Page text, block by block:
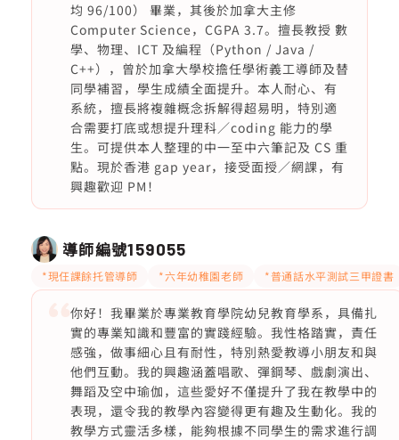
均 96/100） 畢業，其後於加拿大主修
Computer Science，CGPA 3.7。擅長教授 數
學、物理、ICT 及編程（Python / Java /
C++），曾於加拿大學校擔任學術義工導師及替
同學補習，學生成績全面提升。本人耐心、有
系統，擅長將複雜概念拆解得超易明，特別適
合需要打底或想提升理科／coding 能力的學
生。可提供本人整理的中一至中六筆記及 CS 重
點。現於香港 gap year，接受面授／網課，有
興趣歡迎 PM！
導師編號159055
*現仼課餘托管導師 *六年幼稚園老師 *普通話水平測試三甲證書
你好！我畢業於專業教育學院幼兒教育學系，具備扎
實的專業知識和豐富的實踐經驗。我性格踏實，責任
感強，做事細心且有耐性，特別熱愛教導小朋友和與
他們互動。我的興趣涵蓋唱歌、彈鋼琴、戲劇演出、
舞蹈及空中瑜伽，這些愛好不僅提升了我在教學中的
表現，還令我的教學內容變得更有趣及生動化。我的
教學方式靈活多樣，能夠根據不同學生的需求進行調